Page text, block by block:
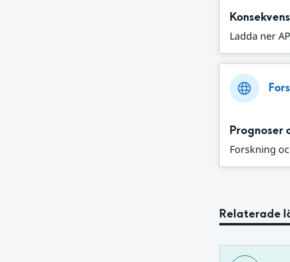
Ladda ner
Prognoser
Forskning
Relaterade